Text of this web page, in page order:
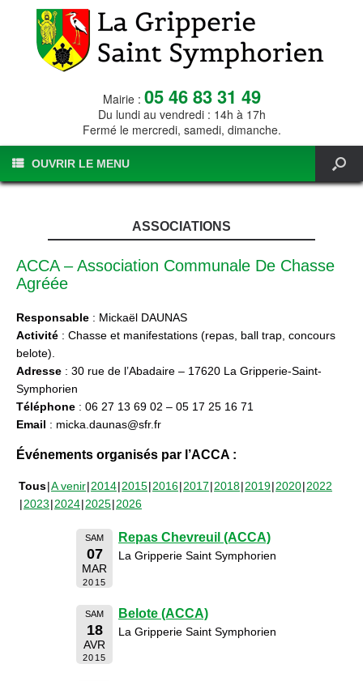
Mairie : 05 46 83 31 49
Du lundi au vendredi : 14h à 17h
Fermé le mercredi, samedi, dimanche.
OUVRIR LE MENU
ASSOCIATIONS
ACCA – Association Communale De Chasse
Agréée
Responsable : Mickaël DAUNAS
Activité : Chasse et manifestations (repas, ball trap, concours
belote).
Adresse : 30 rue de l’Abadaire – 17620 La Gripperie-Saint-
Symphorien
Téléphone : 06 27 13 69 02 – 05 17 25 16 71
Email : micka.daunas@sfr.fr
Événements organisés par l’ACCA :
Tous A venir 2014 2015 2016 2017 2018 2019 2020 2022
2023 2024 2025 2026
SAM
07
MAR
2015
Repas Chevreuil (ACCA)
La Gripperie Saint Symphorien
SAM
18
AVR
2015
Belote (ACCA)
La Gripperie Saint Symphorien